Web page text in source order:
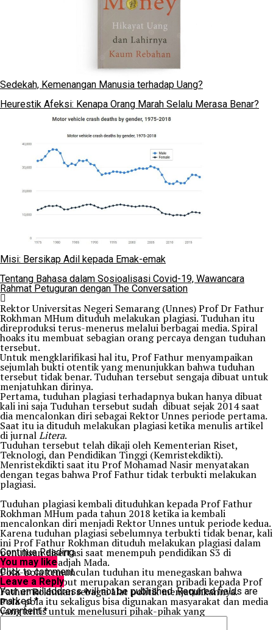
Sedekah, Kemenangan Manusia terhadap Uang?
Heurestik Afeksi: Kenapa Orang Marah Selalu Merasa Benar?
Misi: Bersikap Adil kepada Emak-emak
Tentang Bahasa dalam Sosioalisasi Covid-19, Wawancara
Rahmat Petuguran dengan The Conversation
Rektor Universitas Negeri Semarang (Unnes) Prof Dr Fathur
Rokhman MHum dituduh melakukan plagiasi. Tuduhan itu
direproduksi terus-menerus melalui berbagai media. Spiral
hoaks itu membuat sebagian orang percaya dengan tuduhan
tersebut.
Untuk mengklarifikasi hal itu, Prof Fathur menyampaikan
sejumlah bukti otentik yang menunjukkan bahwa tuduhan
tersebut tidak benar. Tuduhan tersebut sengaja dibuat untuk
menjatuhkan dirinya.
Pertama, tuduhan plagiasi terhadapnya bukan hanya dibuat
kali ini saja Tuduhan tersebut sudah dibuat sejak 2014 saat
dia mencalonkan diri sebagai Rektor Unnes periode pertama.
Saat itu ia dituduh melakukan plagiasi ketika menulis artikel
di jurnalLitera.
Tuduhan tersebut telah dikaji oleh Kementerian Riset,
Teknologi, dan Pendidikan Tinggi (Kemristekdikti).
Menristekdikti saat itu Prof Mohamad Nasir menyatakan
dengan tegas bahwa Prof Fathur tidak terbukti melakukan
plagiasi.
Tuduhan plagiasi kembali dituduhkan kepada Prof Fathur
Rokhman MHum pada tahun 2018 ketika ia kembali
mencalonkan diri menjadi Rektor Unnes untuk periode kedua.
Karena tuduhan plagiasi sebelumnya terbukti tidak benar, kali
ini Prof Fathur Rokhman dituduh melakukan plagiasi dalam
penulisan disertasi saat menempuh pendidikan S3 di
Universitas Gadjah Mada.
Pola-pola kemunculan tuduhan itu menegaskan bahwa
tuduhan tersebut merupakan serangan pribadi kepada Prof
Fathur Rokhman sebagai alat politik menjatuhkannya.
Pola-pola itu sekaligus bisa digunakan masyarakat dan media
yang kritis untuk menelusuri pihak-pihak yang
berkepentingan memunculkan tuduhan tersebut.
Continue Reading
You may like
Click to comment
Leave a Reply
Your email address will not be published. Required fields are
marked*
Comment*